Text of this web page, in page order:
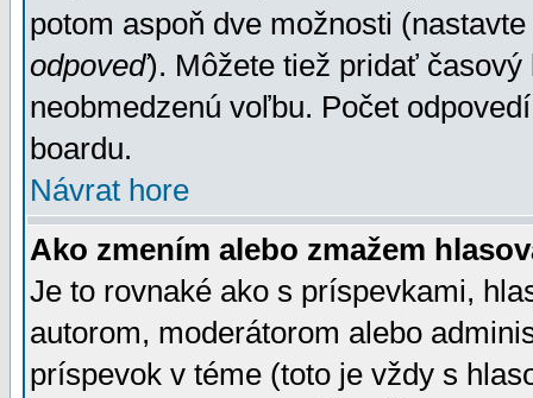
potom aspoň dve možnosti
odpoveď). Môžete tiež pridať
neobmedzenú voľbu. Počet
boardu.
Návrat hore
Ako zmením alebo zmažem
Je to rovnaké ako s príspevkami,
autorom, moderátorom alebo
príspevok v téme (toto je vždy s